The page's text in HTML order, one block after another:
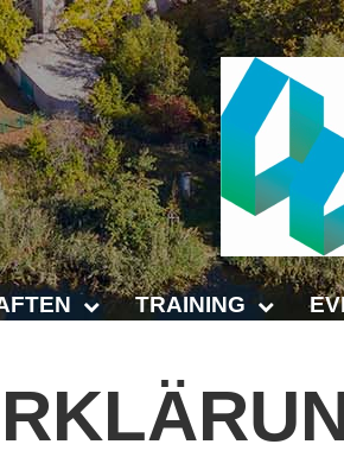
2025/2026
TRAINING
Trainingszeiten
Trainer 4-